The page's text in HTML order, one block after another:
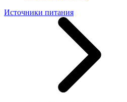
Источники питания